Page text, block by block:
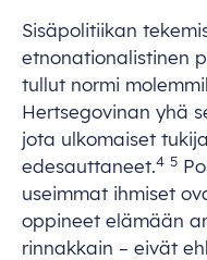
Sisäpolitiikan
etnonationalistinen
tullut normi
Hertsegovinan yhä
jota ulkomaiset
edesauttaneet.4 5
useimmat ihmiset
oppineet elämään
rinnakkain – eivät